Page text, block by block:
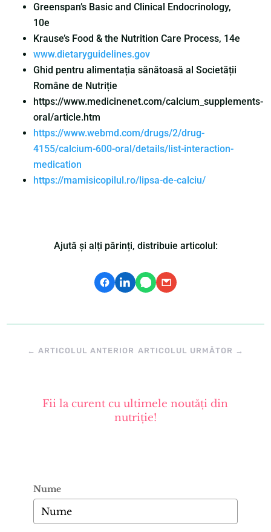
Greenspan’s Basic and Clinical Endocrinology,
10e
Krause’s Food & the Nutrition Care Process, 14e
www.dietaryguidelines.gov
Ghid pentru alimentația sănătoasă al Societății
Române de Nutriție
https://www.medicinenet.com/calcium_supplements-
oral/article.htm
https://www.webmd.com/drugs/2/drug-
4155/calcium-600-oral/details/list-interaction-
medication
https://mamisicopilul.ro/lipsa-de-calciu/
Ajută și alți părinți, distribuie articolul:
← ARTICOLUL ANTERIOR ARTICOLUL URMĂTOR →
Fii la curent cu ultimele noutăți din
nutriție!
Nume